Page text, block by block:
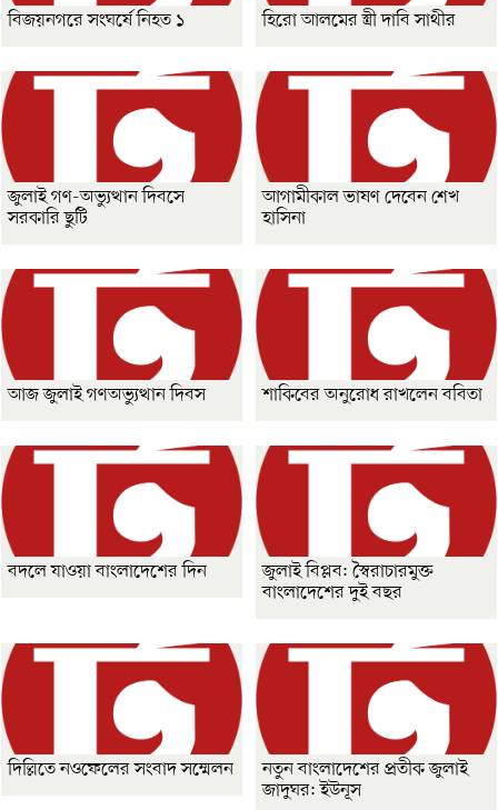
বিজয়নগরে সংঘর্ষে নিহত ১ হিরো আলমের স্ত্রী দাবি সাথীর
জুলাই গণ-অভ্যুত্থান দিবসে
সরকারি ছুটি
আগামীকাল ভাষণ দেবেন শেখ
হাসিনা
আজ জুলাই গণঅভ্যুত্থান দিবস শাকিবের অনুরোধ রাখলেন ববিতা
বদলে যাওয়া বাংলাদেশের দিন
জুলাই বিপ্লব: স্বৈরাচারমুক্ত
বাংলাদেশের দুই বছর
দিল্লিতে নওফেলের সংবাদ সম্মেলন
নতুন বাংলাদেশের প্রতীক জুলাই
জাদুঘর: ইউনূস